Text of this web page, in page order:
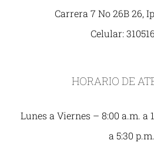
Carrera 7 No 26B 26,
Celular:
HORARIO DE
Lunes a Viernes – 8:00 a.m. a
a 5:30 p.m.